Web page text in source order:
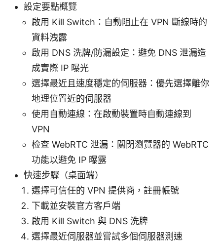
設定要點概覽
啟用 Kill Switch：自動阻止在 VPN 斷線時的
資料洩露
啟用 DNS 洗牌/防漏設定：避免 DNS 泄漏造
成實際 IP 曝光
選擇最近且速度穩定的伺服器：優先選擇離你
地理位置近的伺服器
使用自動連線：在啟動裝置時自動連線到
VPN
检查 WebRTC 泄漏：關閉瀏覽器的 WebRTC
功能以避免 IP 曝露
快速步驟（桌面端）
選擇可信任的 VPN 提供商，註冊帳號
下載並安裝官方客戶端
啟用 Kill Switch 與 DNS 洗牌
選擇最近伺服器並嘗試多個伺服器測速